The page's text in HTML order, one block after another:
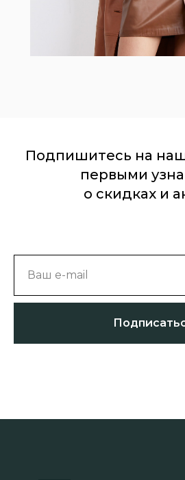
Подпишитесь на
первыми
о скидках и
Ваш e-mail